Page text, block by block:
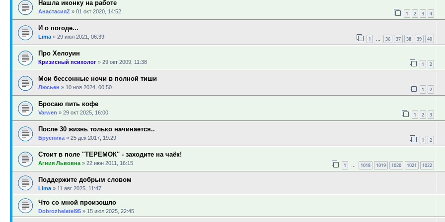
Нашла иконку на работе
АнастасияZ » 01 окт 2020, 14:52 1 2 3 4
И о погоде...
Lima » 29 июл 2021, 06:39 1 … 36 37 38 39 40
Про Хелоуин
Кризисный психолог » 29 окт 2009, 11:38 1 2
Мои бессонные ночи в полной тиши
Люсьен » 10 ноя 2024, 00:50 1 2
Бросаю пить кофе
Varwen » 29 окт 2025, 16:00 1 2 3
После 30 жизнь только начинается..
Брусника » 25 дек 2017, 19:29 1 2
Стоит в поле "ТЕРЕМОК" - заходите на чаёк!
Агния Львовна » 22 июн 2011, 16:15 1 … 1018 1019 1020 1021 1022
Поддержите добрым словом
Lima » 11 авг 2025, 11:47
Что со мной произошло
Dobrozhelatel95 » 15 июл 2025, 22:45